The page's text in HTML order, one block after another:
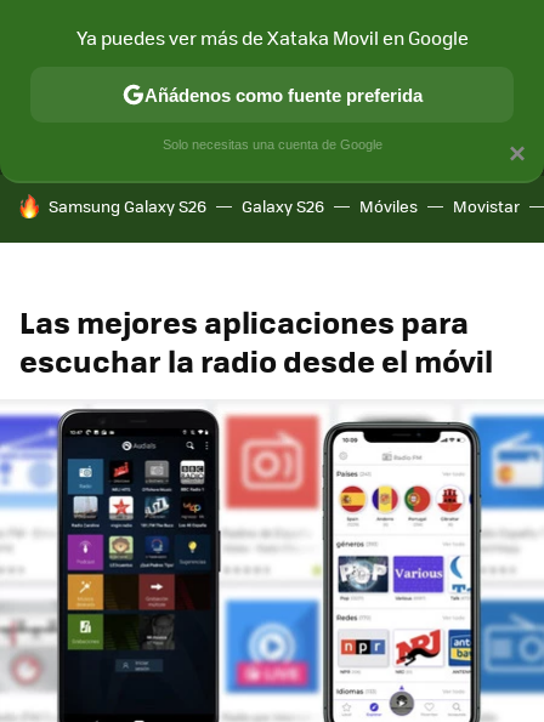
MÓVIL Y SOCIEDAD APLICACIONES
HOY SE HABLA DE
Samsung Galaxy S26 Galaxy S26 Móviles Movistar
Las mejores aplicaciones para
escuchar la radio desde el móvil
×
Ya puedes ver más de Xataka Movil en Google
Añádenos como fuente preferida
Solo necesitas una cuenta de Google